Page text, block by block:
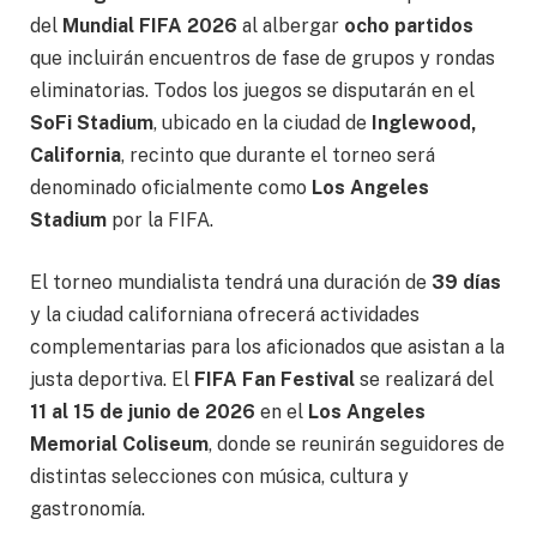
del Mundial FIFA 2026 al albergar ocho partidos
que incluirán encuentros de fase de grupos y rondas
eliminatorias. Todos los juegos se disputarán en el
SoFi Stadium, ubicado en la ciudad de Inglewood,
California, recinto que durante el torneo será
denominado oficialmente como Los Angeles
Stadium por la FIFA.
El torneo mundialista tendrá una duración de 39 días
y la ciudad californiana ofrecerá actividades
complementarias para los aficionados que asistan a la
justa deportiva. El FIFA Fan Festival se realizará del
11 al 15 de junio de 2026 en el Los Angeles
Memorial Coliseum, donde se reunirán seguidores de
distintas selecciones con música, cultura y
gastronomía.